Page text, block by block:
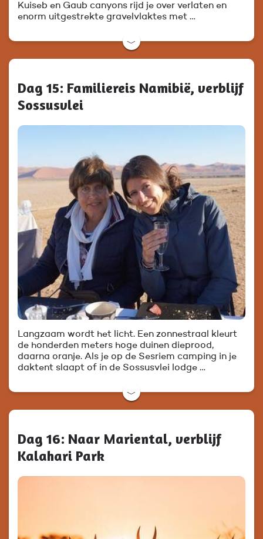
Kuiseb en Gaub canyons rijd je over verlaten en
enorm uitgestrekte gravelvlaktes met …
﹀
Dag 15: Familiereis Namibië, verblijf
Sossusvlei
Langzaam wordt het licht. Een zonnestraal kleurt
de honderden meters hoge duinen dieprood,
daarna oranje. Als je op de Sesriem camping in je
daktent slaapt of in de Sossusvlei lodge …
﹀
Dag 16: Naar Mariental, verblijf
Kalahari Park